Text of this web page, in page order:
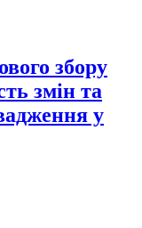
збору
змін та
у